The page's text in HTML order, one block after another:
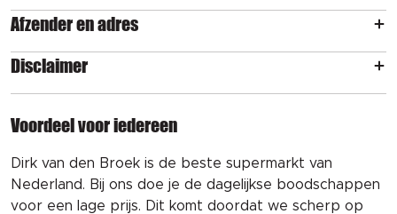
Afzender en adres
Disclaimer
Voordeel voor iedereen
Dirk van den Broek is de beste supermarkt van
Nederland. Bij ons doe je de dagelijkse boodschappen
voor een lage prijs. Dit komt doordat we scherp op